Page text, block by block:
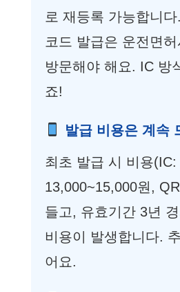
로 재등록 가능합니
코드 발급은 운전면허
방문해야 해요. IC 방
죠!
발급 비용은 계속
최초 발급 시 비용(IC:
13,000~15,000원,
들고, 유효기간 3년
비용이 발생합니다.
어요.